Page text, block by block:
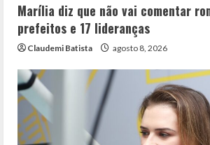
Marília diz que não vai comentar
prefeitos e 17 lideranças
Claudemi Batista agosto 8, 2026